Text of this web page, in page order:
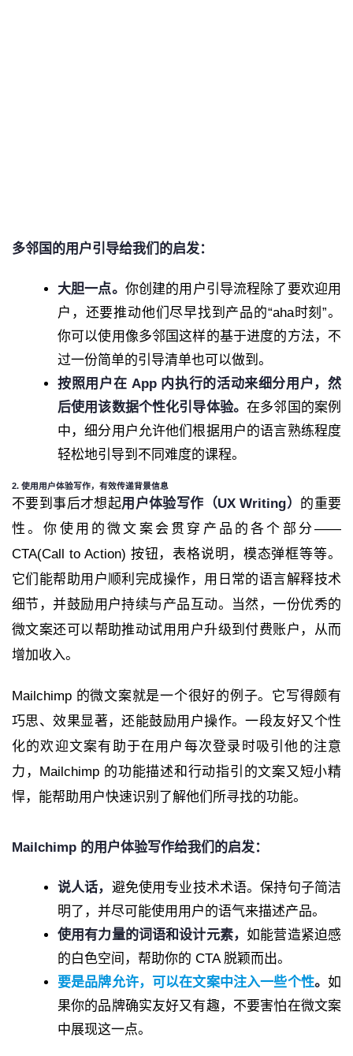
多邻国的用户引导给我们的启发：
大胆一点。 你创建的用户引导流程除了要欢迎用
户，还要推动他们尽早找到产品的“aha时刻”。
你可以使用像多邻国这样的基于进度的方法，不
过一份简单的引导清单也可以做到。
按照用户在 App 内执行的活动来细分用户，然
后使用该数据个性化引导体验。在多邻国的案例
中，细分用户允许他们根据用户的语言熟练程度
轻松地引导到不同难度的课程。
2. 使用用户体验写作，有效传递背景信息
不要到事后才想起用户体验写作（UX Writing） 的重要
性。你使用的微文案会贯穿产品的各个部分——
CTA(Call to Action) 按钮，表格说明，模态弹框等等。
它们能帮助用户顺利完成操作，用日常的语言解释技术
细节，并鼓励用户持续与产品互动。当然，一份优秀的
微文案还可以帮助推动试用用户升级到付费账户，从而
增加收入。
Mailchimp 的微文案就是一个很好的例子。它写得颇有
巧思、效果显著，还能鼓励用户操作。一段友好又个性
化的欢迎文案有助于在用户每次登录时吸引他的注意
力，Mailchimp 的功能描述和行动指引的文案又短小精
悍，能帮助用户快速识别了解他们所寻找的功能。
Mailchimp 的用户体验写作给我们的启发：
说人话， 避免使用专业技术术语。保持句子简洁
明了，并尽可能使用用户的语气来描述产品。
使用有力量的词语和设计元素，如能营造紧迫感
的白色空间，帮助你的 CTA 脱颖而出。
要是品牌允许，可以在文案中注入一些个性。如
果你的品牌确实友好又有趣，不要害怕在微文案
中展现这一点。